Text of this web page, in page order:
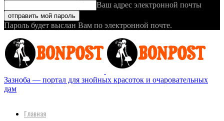
Ваш адрес электронной почты
Пароль будет выслан Вам по электронной почте.
Зазноба — портал для знойных красоток и очаровательных
дам
Главная